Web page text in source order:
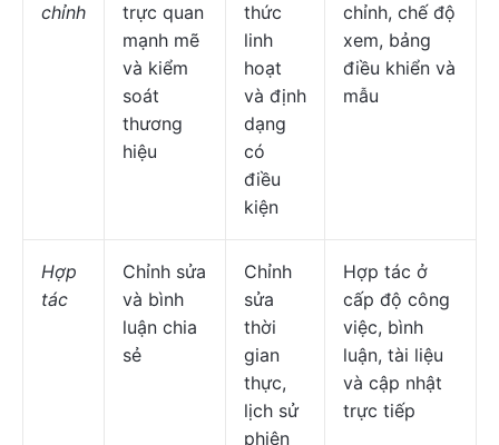
chỉnh
trực quan
mạnh mẽ
và kiểm
soát
thương
hiệu
thức
linh
hoạt
và định
dạng
có
điều
kiện
chỉnh, chế độ
xem, bảng
điều khiển và
mẫu
Hợp
tác
Chỉnh sửa
và bình
luận chia
sẻ
Chỉnh
sửa
thời
gian
thực,
lịch sử
phiên
Hợp tác ở
cấp độ công
việc, bình
luận, tài liệu
và cập nhật
trực tiếp